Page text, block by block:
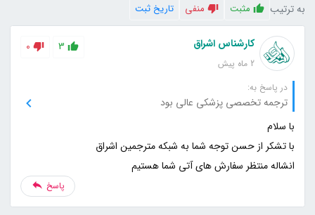
به ترتیب مثبت منفی تاریخ ثبت
کارشناس اشراق
2 ماه پیش
3
0
در پاسخ به:
ترجمه تخصصی پزشکی عالی بود
انشاله منتظر سفارش های آتی شما هستیم
پاسخ